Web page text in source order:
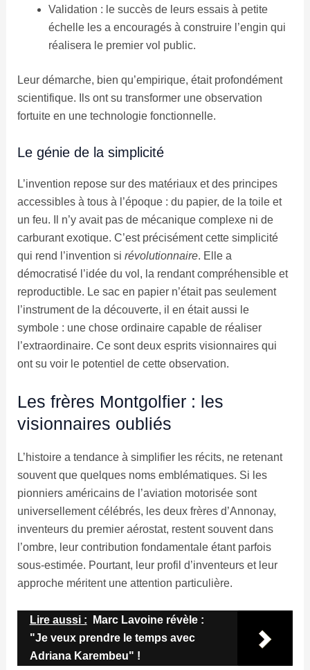
Validation : le succès de leurs essais à petite
échelle les a encouragés à construire l’engin qui
réalisera le premier vol public.
Leur démarche, bien qu’empirique, était profondément
scientifique. Ils ont su transformer une observation
fortuite en une technologie fonctionnelle.
Le génie de la simplicité
L’invention repose sur des matériaux et des principes
accessibles à tous à l’époque : du papier, de la toile et
un feu. Il n’y avait pas de mécanique complexe ni de
carburant exotique. C’est précisément cette simplicité
qui rend l’invention si révolutionnaire. Elle a
démocratisé l’idée du vol, la rendant compréhensible et
reproductible. Le sac en papier n’était pas seulement
l’instrument de la découverte, il en était aussi le
symbole : une chose ordinaire capable de réaliser
l’extraordinaire. Ce sont deux esprits visionnaires qui
ont su voir le potentiel de cette observation.
Les frères Montgolfier : les
visionnaires oubliés
L’histoire a tendance à simplifier les récits, ne retenant
souvent que quelques noms emblématiques. Si les
pionniers américains de l’aviation motorisée sont
universellement célébrés, les deux frères d’Annonay,
inventeurs du premier aérostat, restent souvent dans
l’ombre, leur contribution fondamentale étant parfois
sous-estimée. Pourtant, leur profil d’inventeurs et leur
approche méritent une attention particulière.
Lire aussi :
Marc Lavoine révèle :
"Je veux prendre le temps avec
Adriana Karembeu" !